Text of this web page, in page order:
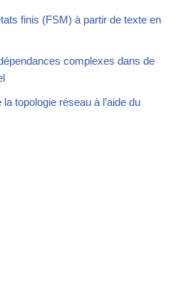
finis (FSM) à partir de texte en
complexes dans de
topologie réseau à l’aide du